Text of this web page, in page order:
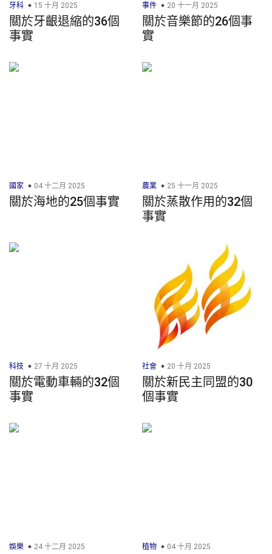
牙科 15 十月 2025
關於牙齦退縮的36個
事實
事件 20 十一月 2025
關於音樂節的26個事
實
國家 04 十二月 2025
關於海地的25個事實
農業 25 十一月 2025
關於蒸散作用的32個
事實
科技 27 十月 2025
關於電動車輛的32個
事實
社會 20 十月 2025
關於新民主同盟的30
個事實
娛樂 24 十二月 2025 植物 04 十月 2025